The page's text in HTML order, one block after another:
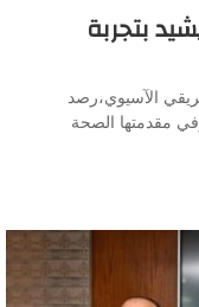
بتجربة
الآسيوي،رصد
مقدمتها الصحة